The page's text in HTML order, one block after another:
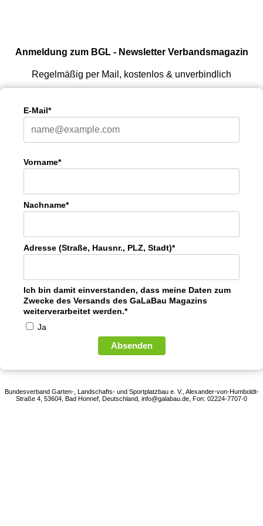
Anmeldung zum BGL - Newsletter Verbandsmagazin
Regelmäßig per Mail, kostenlos & unverbindlich
E-Mail*
Vorname*
Nachname*
Adresse (Straße, Hausnr., PLZ, Stadt)*
Ich bin damit einverstanden, dass meine Daten zum
Zwecke des Versands des GaLaBau Magazins
weiterverarbeitet werden.*
Ja
Absenden
Bundesverband Garten-, Landschafts- und Sportplatzbau e. V., Alexander-von-Humboldt-
Straße 4, 53604, Bad Honnef, Deutschland, info@galabau.de, Fon: 02224-7707-0